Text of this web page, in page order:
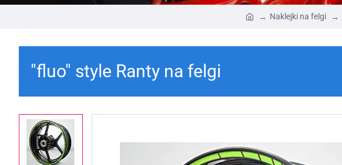
Naklejki na felgi
"fluo" style Ranty na felgi